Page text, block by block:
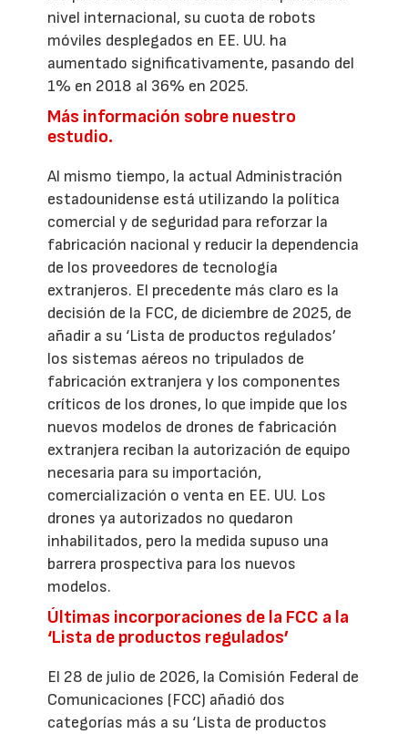
nivel internacional, su cuota de robots
móviles desplegados en EE. UU. ha
aumentado significativamente, pasando del
1% en 2018 al 36% en 2025.
Más información sobre nuestro
estudio.
Al mismo tiempo, la actual Administración
estadounidense está utilizando la política
comercial y de seguridad para reforzar la
fabricación nacional y reducir la dependencia
de los proveedores de tecnología
extranjeros. El precedente más claro es la
decisión de la FCC, de diciembre de 2025, de
añadir a su ‘Lista de productos regulados’
los sistemas aéreos no tripulados de
fabricación extranjera y los componentes
críticos de los drones, lo que impide que los
nuevos modelos de drones de fabricación
extranjera reciban la autorización de equipo
necesaria para su importación,
comercialización o venta en EE. UU. Los
drones ya autorizados no quedaron
inhabilitados, pero la medida supuso una
barrera prospectiva para los nuevos
modelos.
Últimas incorporaciones de la FCC a la
‘Lista de productos regulados’
El 28 de julio de 2026, la Comisión Federal de
Comunicaciones (FCC) añadió dos
categorías más a su ‘Lista de productos